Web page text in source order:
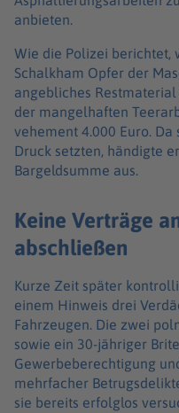
anbieten.
Wie die Polizei berichtet,
Schalkham Opfer der
angebliches
der mangelhaften
vehement 4.000 Euro.
Druck setzten, händigte
Bargeldsumme aus.
Keine Verträge
abschließen
Kurze Zeit später
einem Hinweis drei
Fahrzeugen. Die zwei
sowie ein 30-jähriger
Gewerbeberechtigung
mehrfacher
sie bereits erfolglos